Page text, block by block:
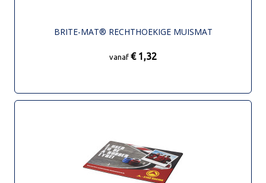
BRITE-MAT® RECHTHOEKIGE MUISMAT
vanaf € 1,32